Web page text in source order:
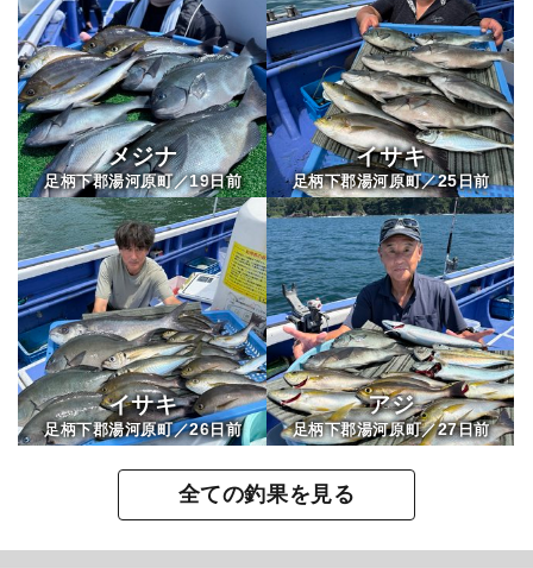
メジナ
足柄下郡湯河原町／19日前
イサキ
足柄下郡湯河原町／25日前
イサキ
足柄下郡湯河原町／26日前
アジ
足柄下郡湯河原町／27日前
全ての釣果を見る